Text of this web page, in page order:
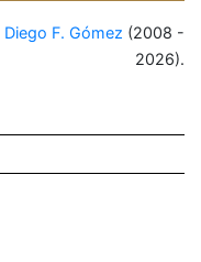
Diego F. Gómez (2008 -
2026).